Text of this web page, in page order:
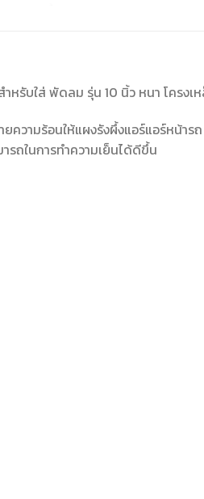
หรับใส่ พัดลม รุ่น 10 นิ้ว หนา โครงเ
วามร้อนให้แผงรังผึ้งแอร์แอร์หน้าร
รถในการทำความเย็นได้ดีขึ้น